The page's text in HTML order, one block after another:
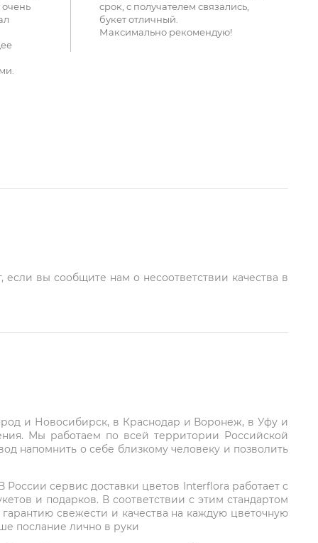
срок, с получателем связались,
букет отличный.
Максимально рекомендую!
вы сообщите нам о несоответствии качества в
и Новосибирск, в Краснодар и Воронеж, в Уфу и
Мы работаем по всей территории Российской
напомнить о себе близкому человеку и позволить
сервис доставки цветов Interflora работает с
и подарков. В соответствии с этим стандартом
свежести и качества на каждую цветочную
послание лично в руки